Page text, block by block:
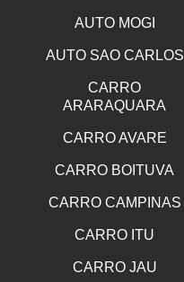
AUTO MOGI
AUTO SAO CARLOS
CARRO
ARARAQUARA
CARRO AVARE
CARRO BOITUVA
CARRO CAMPINAS
CARRO ITU
CARRO JAU